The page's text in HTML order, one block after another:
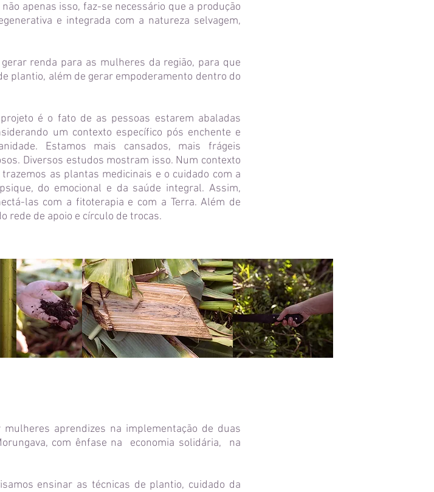
apenas isso, faz-se necessário que a produção
e integrada com a natureza selvagem,
renda para as mulheres da região, para que
plantio, além de gerar empoderamento dentro do
é o fato de as pessoas estarem abaladas
um contexto específico pós enchente e
Estamos mais cansados, mais frágeis
Diversos estudos mostram isso. Num contexto
as plantas medicinais e o cuidado com a
do emocional e da saúde integral. Assim,
las com a fitoterapia e com a Terra. Além de
rede de apoio e círculo de trocas.
aprendizes na implementação de duas
com ênfase na economia solidária, na
ensinar as técnicas de plantio, cuidado da